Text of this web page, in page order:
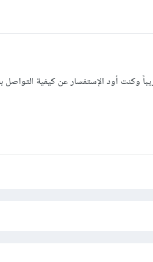
وكنت أود الإستفسار عن كيفية